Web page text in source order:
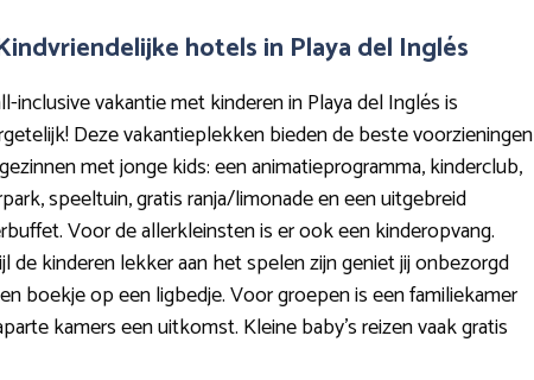
hotels in Playa del Inglés
inclusive vakantie met kinderen in Playa del Inglés is
Deze vakantieplekken bieden de beste voorzieningen
met jonge kids: een animatieprogramma, kinderclub,
speeltuin, gratis ranja/limonade en een uitgebreid
Voor de allerkleinsten is er ook een kinderopvang.
de kinderen lekker aan het spelen zijn geniet jij onbezorgd
boekje op een ligbedje. Voor groepen is een familiekamer
kamers een uitkomst. Kleine baby’s reizen vaak gratis